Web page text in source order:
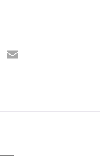
Threads